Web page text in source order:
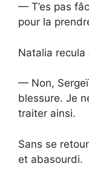
— T’es pas
pour la
Natalia
— Non,
blessure. Je
traiter ainsi.
Sans se
et abasourdi.